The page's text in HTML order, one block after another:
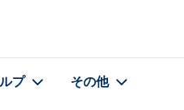
プ その他